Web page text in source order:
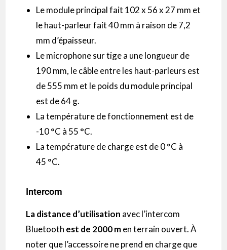
Le module principal fait 102 x 56 x 27 mm et
le haut-parleur fait 40 mm à raison de 7,2
mm d’épaisseur.
Le microphone sur tige a une longueur de
190 mm, le câble entre les haut-parleurs est
de 555 mm et le poids du module principal
est de 64 g.
La température de fonctionnement est de
-10 °C à 55 °C.
La température de charge est de 0 °C à
45 °C.
Intercom
La distance d’utilisation avec l’intercom
Bluetooth est de 2000 men terrain ouvert. À
noter que l’accessoire ne prend en charge que